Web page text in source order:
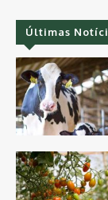
Últimas